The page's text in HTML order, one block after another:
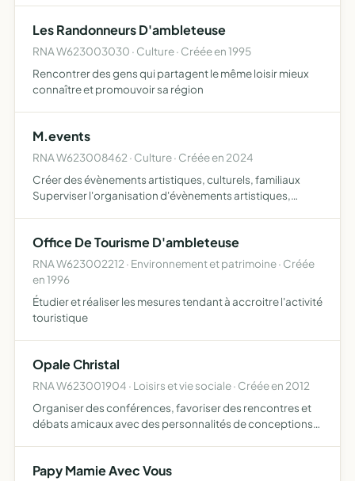
Les Randonneurs D'ambleteuse
RNA W623003030 · Culture · Créée en 1995
Rencontrer des gens qui partagent le même loisir mieux
connaître et promouvoir sa région
M.events
RNA W623008462 · Culture · Créée en 2024
Créer des évènements artistiques, culturels, familiaux
Superviser l'organisation d'évènements artistiques,
Office De Tourisme D'ambleteuse
RNA W623002212 · Environnement et patrimoine · Créée
en 1996
Étudier et réaliser les mesures tendant à accroitre l'activité
touristique
Opale Christal
RNA W623001904 · Loisirs et vie sociale · Créée en 2012
Organiser des conférences, favoriser des rencontres et
débats amicaux avec des personnalités de conceptions
ateli…
Papy Mamie Avec Vous